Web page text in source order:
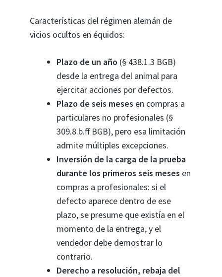
Características del régimen alemán de
vicios ocultos en équidos:
Plazo de un año (§ 438.1.3 BGB)
desde la entrega del animal para
ejercitar acciones por defectos.
Plazo de seis meses en compras a
particulares no profesionales (§
309.8.b.ff BGB), pero esa limitación
admite múltiples excepciones.
Inversión de la carga de la prueba
durante los primeros seis meses en
compras a profesionales: si el
defecto aparece dentro de ese
plazo, se presume que existía en el
momento de la entrega, y el
vendedor debe demostrar lo
contrario.
Derecho a resolución, rebaja del